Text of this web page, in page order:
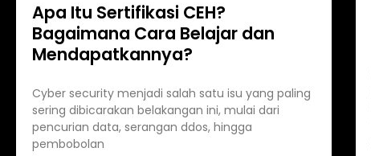
Apa Itu Sertifikasi CEH?
Bagaimana Cara Belajar dan
Mendapatkannya?
Cyber security menjadi salah satu isu yang paling
sering dibicarakan belakangan ini, mulai dari
pencurian data, serangan ddos, hingga
pembobolan